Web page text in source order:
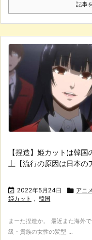
記事
【捏造】姫カットは韓
上【流行の原因は日本の
 2022年5月24日  アニ
姫カット , 韓国
まーた捏造か。 最近また海外
級・貴族の女性の髪型 ...